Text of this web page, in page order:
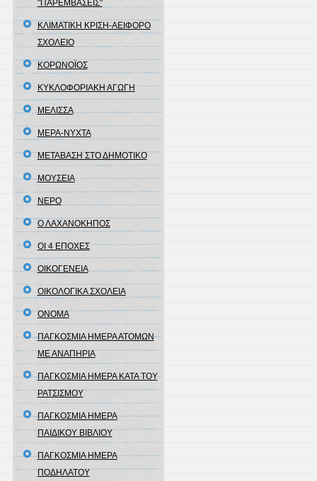
"ΠΑΡΕΜΒΑΣΕΙΣ"
ΚΛΙΜΑΤΙΚΗ ΚΡΙΣΗ-ΑΕΙΦΟΡΟ
ΣΧΟΛΕΙΟ
ΚΟΡΩΝΟΪΟΣ
ΚΥΚΛΟΦΟΡΙΑΚΗ ΑΓΩΓΗ
ΜΕΛΙΣΣΑ
ΜΕΡΑ-ΝΥΧΤΑ
ΜΕΤΑΒΑΣΗ ΣΤΟ ΔΗΜΟΤΙΚΟ
ΜΟΥΣΕΙΑ
ΝΕΡΟ
Ο ΛΑΧΑΝΟΚΗΠΟΣ
ΟΙ 4 ΕΠΟΧΕΣ
ΟΙΚΟΓΕΝΕΙΑ
ΟΙΚΟΛΟΓΙΚΑ ΣΧΟΛΕΙΑ
ΟΝΟΜΑ
ΠΑΓΚΟΣΜΙΑ ΗΜΕΡΑ ΑΤΟΜΩΝ
ΜΕ ΑΝΑΠΗΡΙΑ
ΠΑΓΚΟΣΜΙΑ ΗΜΕΡΑ ΚΑΤΑ ΤΟΥ
ΡΑΤΣΙΣΜΟΥ
ΠΑΓΚΟΣΜΙΑ ΗΜΕΡΑ
ΠΑΙΔΙΚΟΥ ΒΙΒΛΙΟΥ
ΠΑΓΚΟΣΜΙΑ ΗΜΕΡΑ
ΠΟΔΗΛΑΤΟΥ